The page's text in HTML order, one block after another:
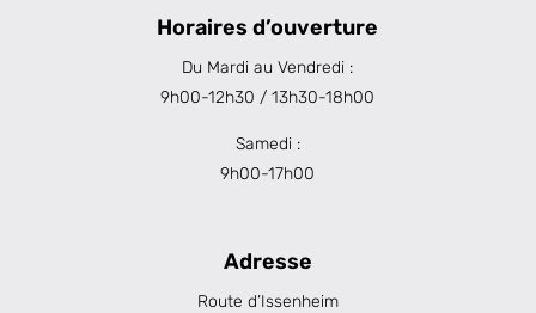
Horaires d’ouverture
Du Mardi au Vendredi :
9h00-12h30 / 13h30-18h00
Samedi :
9h00-17h00
Adresse
Route d’Issenheim